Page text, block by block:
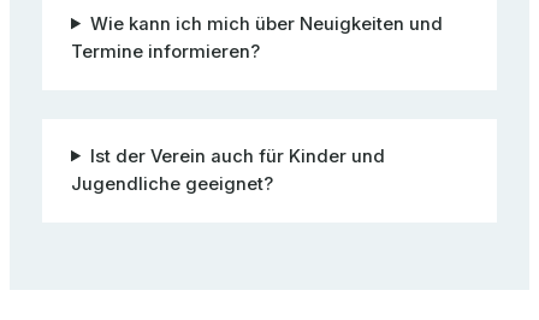
Wie kann ich mich über Neuigkeiten und
Termine informieren?
Ist der Verein auch für Kinder und
Jugendliche geeignet?